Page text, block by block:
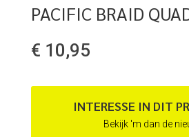
PACIFIC BRAID
€ 10,95
INTERESSE IN DIT
Bekijk 'm dan de